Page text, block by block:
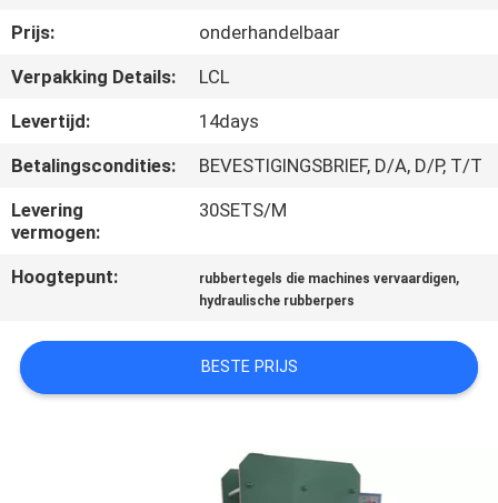
ONS
NIEUWS
GEVALLEN
SITEMAP
POLICY
Prijs:
onderhandelbaar
Verpakking Details:
LCL
Levertijd:
14days
Betalingscondities:
BEVESTIGINGSBRIEF, D/A, D/P, T/T
Levering
vermogen:
30SETS/M
Hoogtepunt: rubbertegels die machines vervaardigen,
hydraulische rubberpers
BESTE PRIJS